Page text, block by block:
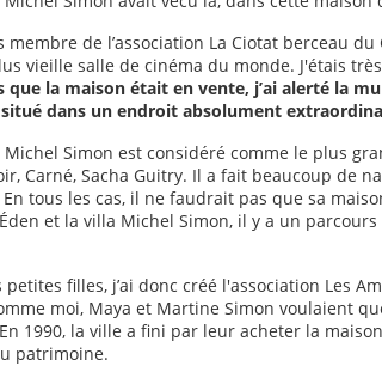
de l’association La Ciotat berceau du
vieille salle de cinéma du monde. J'étais
que la maison était en vente, j’ai alerté la
dans un endroit absolument
Simon est considéré comme le plus
Carné, Sacha Guitry. Il a fait beaucoup de
tous les cas, il ne faudrait pas que sa
et la villa Michel Simon, il y a un
petites filles, j’ai donc créé l'association Les
moi, Maya et Martine Simon voulaient
1990, la ville a fini par leur acheter la
patrimoine.